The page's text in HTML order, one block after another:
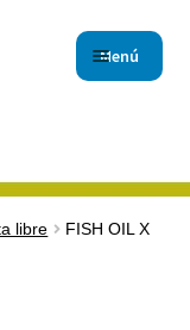
Menú
libre
FISH OIL X